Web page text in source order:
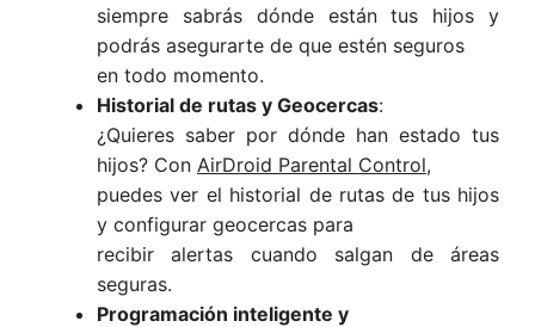
siempre sabrás dónde están tus hijos y
podrás asegurarte de que estén seguros
en todo momento.
Historial de rutas y Geocercas:
¿Quieres saber por dónde han estado tus
hijos? Con AirDroid Parental Control,
puedes ver el historial de rutas de tus hijos
y configurar geocercas para
recibir alertas cuando salgan de áreas
seguras.
Programación inteligente y